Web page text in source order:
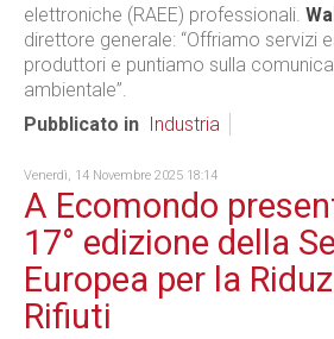
elettroniche (RAEE) professionali.
direttore generale: “Offriamo servizi
produttori e puntiamo sulla
ambientale”.
Pubblicato in
Industria
Venerdì, 14 Novembre 2025 18:14
A Ecomondo
17° edizione della
Europea per la
Rifiuti